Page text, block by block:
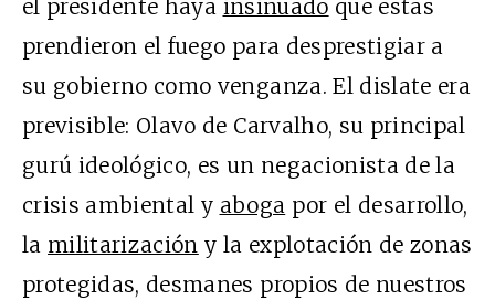
el presidente haya insinuado que estas
prendieron el fuego para desprestigiar a
su gobierno como venganza. El dislate era
previsible: Olavo de Carvalho, su principal
gurú ideológico, es un negacionista de la
crisis ambiental y aboga por el desarrollo,
la militarización y la explotación de zonas
protegidas, desmanes propios de nuestros